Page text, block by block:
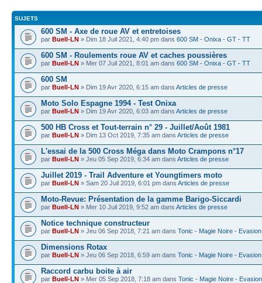
SUJETS
600 SM - Axe de roue AV et entretoises
par Buell-LN » Dim 18 Juil 2021, 4:40 pm dans 600 SM - Onixa - GT - TT
600 SM - Roulements roue AV et caches poussières
par Buell-LN » Mer 07 Juil 2021, 8:01 am dans 600 SM - Onixa - GT - TT
600 SM
par Buell-LN » Dim 19 Avr 2020, 6:15 am dans Articles de presse
Moto Solo Espagne 1994 - Test Onixa
par Buell-LN » Dim 19 Avr 2020, 6:03 am dans Articles de presse
500 HB Cross et Tout-terrain n° 29 - Juillet/Août 1981
par Buell-LN » Dim 13 Oct 2019, 7:35 am dans Articles de presse
L'essai de la 500 Cross Méga dans Moto Crampons n°17
par Buell-LN » Jeu 05 Sep 2019, 6:34 am dans Articles de presse
Juillet 2019 - Trail Adventure et Youngtimers moto
par Buell-LN » Sam 20 Juil 2019, 6:01 pm dans Articles de presse
Moto-Revue: Présentation de la gamme Barigo-Siccardi
par Buell-LN » Mer 10 Juil 2019, 9:52 am dans Articles de presse
Notice technique constructeur
par Buell-LN » Jeu 06 Sep 2018, 7:21 am dans Tonic - Magie Noire - Evasion
Dimensions Rotax
par Buell-LN » Jeu 06 Sep 2018, 6:59 am dans Tonic - Magie Noire - Evasion
Raccord carbu boite à air
par Buell-LN » Mer 05 Sep 2018, 7:18 am dans Tonic - Magie Noire - Evasion